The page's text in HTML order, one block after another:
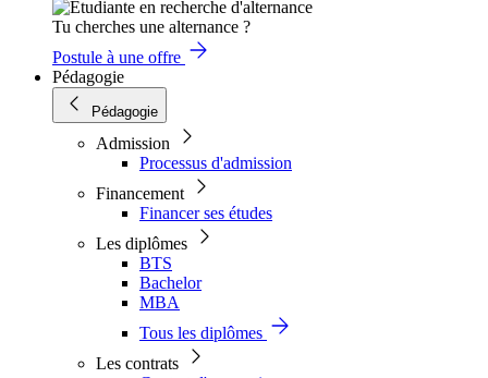
Tu cherches une alternance ?
Postule à une offre
Pédagogie
Pédagogie
Admission
Processus d'admission
Financement
Financer ses études
Les diplômes
BTS
Bachelor
MBA
Tous les diplômes
Les contrats